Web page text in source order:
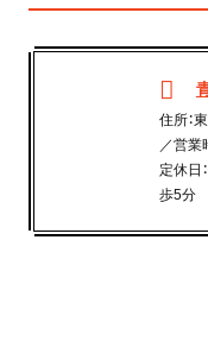
住所：
／営業
定休日
歩5分